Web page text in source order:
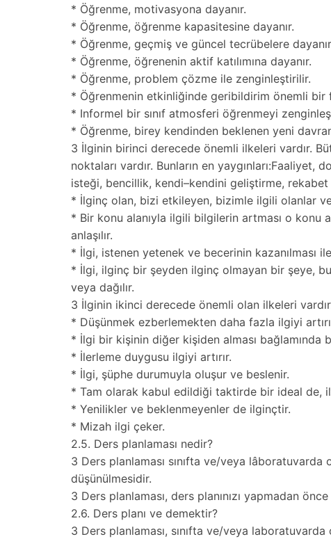
* Öğrenme, motivasyona dayanır.
* Öğrenme, öğrenme kapasitesine dayanır.
* Öğrenme, geçmiş ve güncel tecrübelere
* Öğrenme, öğrenenin aktif katılımına dayanır.
* Öğrenme, problem çözme ile zenginleştirilir.
* Öğrenmenin etkinliğinde geribildirim önemli bir
* Informel bir sınıf atmosferi öğrenmeyi
* Öğrenme, birey kendinden beklenen yeni
3 İlginin birinci derecede önemli ilkeleri vardır.
noktaları vardır. Bunların en yaygınları:Faaliyet,
isteği, bencillik, kendi–kendini geliştirme,
* İlginç olan, bizi etkileyen, bizimle ilgili olanlar
* Bir konu alanıyla ilgili bilgilerin artması o konu
anlaşılır.
* İlgi, istenen yetenek ve becerinin kazanılması
* İlgi, ilginç bir şeyden ilginç olmayan bir şeye,
veya dağılır.
3 İlginin ikinci derecede önemli olan ilkeleri
* Düşünmek ezberlemekten daha fazla ilgiyi
* İlgi bir kişinin diğer kişiden alması bağlamında
* İlerleme duygusu ilgiyi artırır.
* İlgi, şüphe durumuyla oluşur ve beslenir.
* Tam olarak kabul edildiği taktirde bir ideal de,
* Yenilikler ve beklenmeyenler de ilginçtir.
* Mizah ilgi çeker.
2.5. Ders planlaması nedir?
3 Ders planlaması sınıfta ve/veya
düşünülmesidir.
3 Ders planlaması, ders planınızı yapmadan
2.6. Ders planı ve demektir?
3 Ders planlaması, sınıfta ve/veya laboratuvarda